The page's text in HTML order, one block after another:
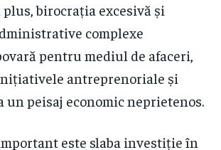
plus, birocrația excesivă și
complexe
pentru mediul de afaceri,
antreprenoriale și
peisaj economic neprietenos.
este slaba investiție în